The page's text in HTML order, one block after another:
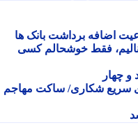
برداشت بانک ها
فقط خوشحالم کسی
شکاری/ ساکت مهاجم